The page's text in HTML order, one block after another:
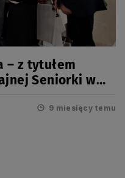
– z tytułem
Seniorki w
9 miesięcy temu